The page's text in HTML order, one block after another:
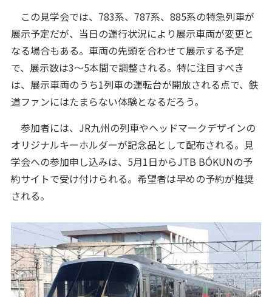
この見学会では、783系、787系、885系の特急列車が
展示予定だが、当日の運行状況により展示車両が変更と
なる場合もある。車両の先頭を合わせて展示する予定
で、展示数は3〜5本間で調整される。特に注目すべき
は、展示車両のうち1列車の運転台が開放される点で、鉄
道ファンにはたまらない体験となるだろう。
参加者には、JR九州の列車やヘッドマークデザインの
オリジナルキーホルダーが記念品として配布される。見
学会への参加申し込みは、5月1日からJTB BÓKUNの予
約サイトで受け付けられる。希望者は早めの予約が推奨
される。